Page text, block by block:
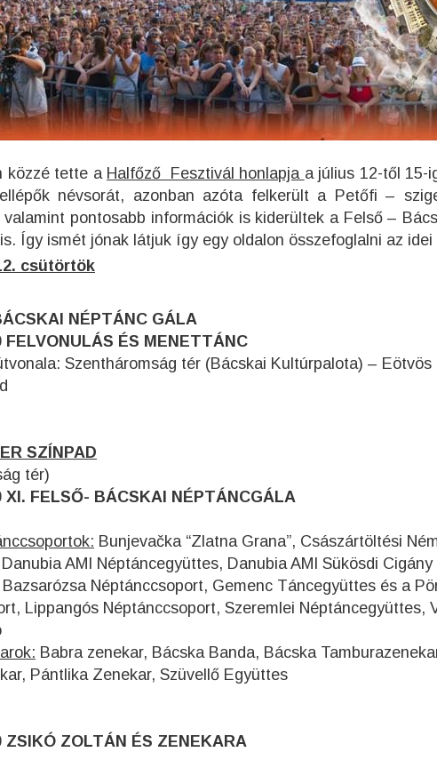
közzé tette a Halfőző Fesztivál honlapja a július 12-től 15-
névsorát, azonban azóta felkerült a Petőfi –
valamint pontosabb információk is kiderültek a Felső –
Így ismét jónak látjuk így egy oldalon összefoglalni az
csütörtök
NÉPTÁNC GÁLA
FELVONULÁS ÉS MENETTÁNC
Szentháromság tér (Bácskai Kultúrpalota) –
SZÍNPAD
tér)
XI. FELSŐ- BÁCSKAI NÉPTÁNCGÁLA
Bunjevačka “Zlatna Grana”, Császártöltési
AMI Néptáncegyüttes, Danubia AMI Sükösdi
Bazsarózsa Néptánccsoport, Gemenc Táncegyüttes és a
Lippangós Néptánccsoport, Szeremlei Néptáncegyüttes,
Babra zenekar, Bácska Banda, Bácska
Pántlika Zenekar, Szüvellő Együttes
ZSIKÓ ZOLTÁN ÉS ZENEKARA